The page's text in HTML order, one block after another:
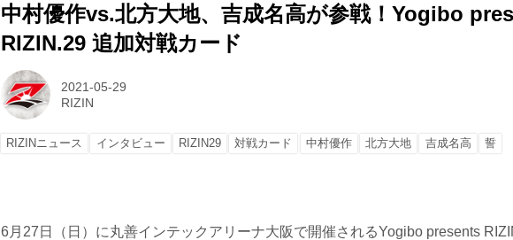
中村優作vs.北方大地、吉成名高が参戦！Yogibo
RIZIN.29 追加対戦カード
2021-05-29
RIZIN
RIZINニュース インタビュー RIZIN29 対戦カード 中村優作 北方大地 吉成名高 誓
6月27日（日）に丸善インテックアリーナ大阪で開催されるYogibo presents